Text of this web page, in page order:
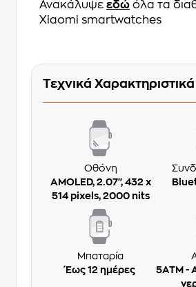
Ανακάλυψε εδώ όλα τα
Xiaomi smartwatches
Τεχνικά Χαρακτηριστικά
Οθόνη
AMOLED, 2.07'', 432 x
514 pixels, 2000 nits
Μπαταρία
Έως 12 ημέρες
5ATM -